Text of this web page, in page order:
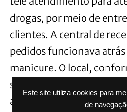
Este site utiliza cookies para
de
drogas, por meio de
clientes. A central de
pedidos funcionava atrás
manicure. O local,
sido escolhido para dar
ao local.